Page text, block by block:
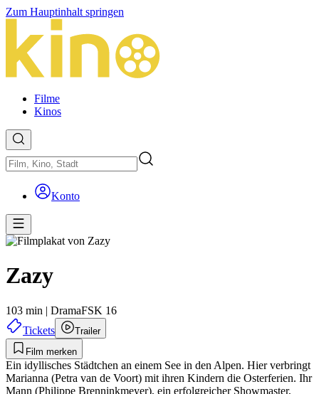
Zum Hauptinhalt springen
Filme
Kinos
Konto
Zazy
103 min | DramaFSK 16
Tickets
Trailer
Film merken
Ein idyllisches Städtchen an einem See in den Alpen. Hier verbringt
Marianna (Petra van de Voort) mit ihren Kindern die Osterferien. Ihr
Mann (Philippe Brenninkmeyer), ein erfolgreicher Showmaster,